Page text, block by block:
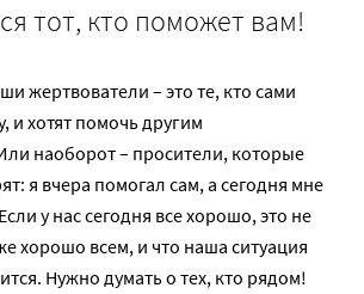
тот, кто поможет вам!
жертвователи – это те, кто сами
и хотят помочь другим
наоборот – просители, которые
я вчера помогал сам, а сегодня мне
у нас сегодня все хорошо, это не
хорошо всем, и что наша ситуация
Нужно думать о тех, кто рядом!